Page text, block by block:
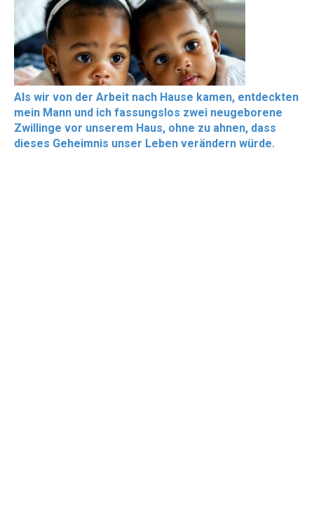
Als wir von der Arbeit nach Hause kamen, entdeckten
mein Mann und ich fassungslos zwei neugeborene
Zwillinge vor unserem Haus, ohne zu ahnen, dass
dieses Geheimnis unser Leben verändern würde.